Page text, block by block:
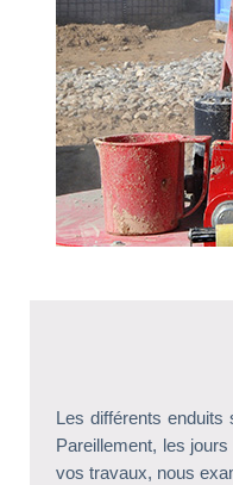
Les différents enduits
Pareillement, les
vos travaux, nous